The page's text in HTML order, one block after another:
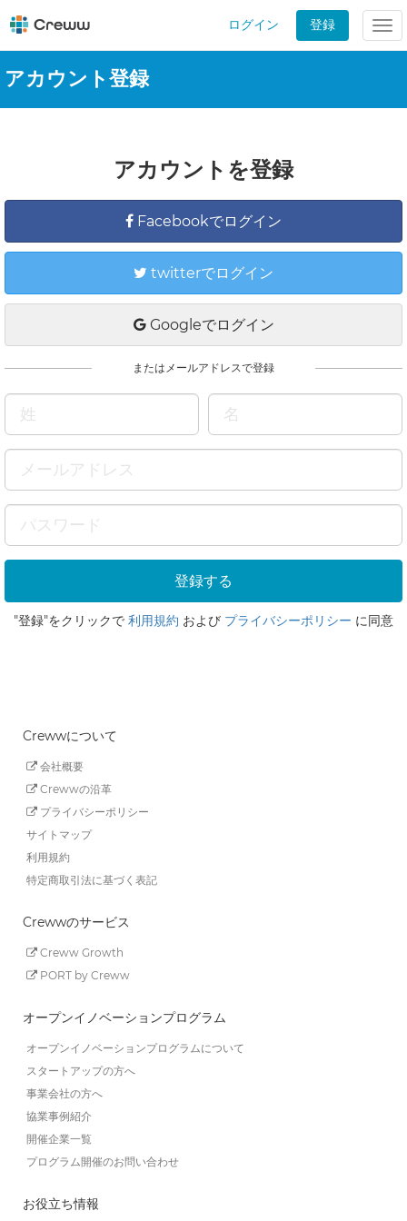
ログイン 登録
アカウント登録
アカウントを登録
Facebookでログイン
twitterでログイン
Googleでログイン
またはメールアドレスで登録
"登録"をクリックで 利用規約 および プライバシーポリシー に同意
Crewwについて
会社概要
Crewwの沿革
プライバシーポリシー
サイトマップ
利用規約
特定商取引法に基づく表記
Crewwのサービス
Creww Growth
PORT by Creww
オープンイノベーションプログラム
オープンイノベーションプログラムについて
スタートアップの方へ
事業会社の方へ
協業事例紹介
開催企業一覧
プログラム開催のお問い合わせ
お役立ち情報